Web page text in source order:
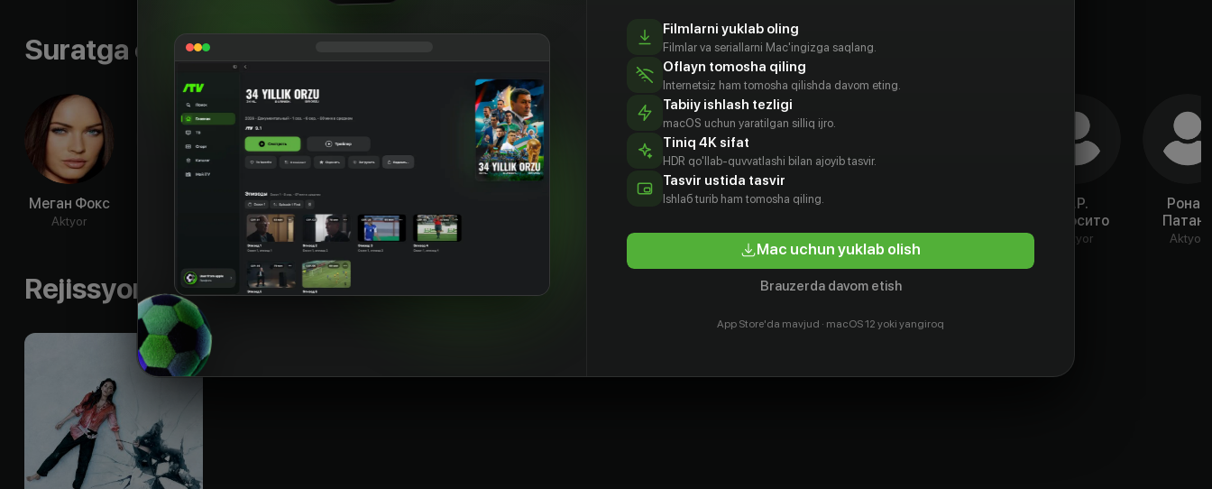
Suratga olish guruhi
Меган Фокс
Aktyor
Мадлен
Зима
Aktyor
Фёрт
Aktyor
Эндрю Випп
Атанас
Манал Эль-
Х.Р.
Эспосито
Aktyor
Ронак
Патани
Aktyor
Rejissyorning boshqa ishlari
Filmlarni yuklab oling
Filmlar va seriallarni Mac'ingizga saqlang.
Oflayn tomosha qiling
Internetsiz ham tomosha qilishda davom eting.
Tabiiy ishlash tezligi
macOS uchun yaratilgan silliq ijro.
Tiniq 4K sifat
HDR qo'llab-quvvatlashi bilan ajoyib tasvir.
Tasvir ustida tasvir
Ishlаб turib ham tomosha qiling.
Mac uchun yuklab olish
Brauzerda davom etish
App Store'da mavjud · macOS 12 yoki yangiroq